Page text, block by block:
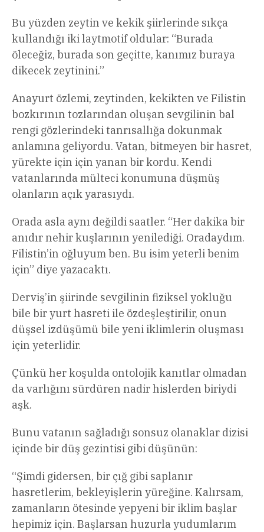
Bu yüzden zeytin ve kekik şiirlerinde sıkça
kullandığı iki laytmotif oldular: “Burada
öleceğiz, burada son geçitte, kanımız buraya
dikecek zeytinini.”
Anayurt özlemi, zeytinden, kekikten ve Filistin
bozkırının tozlarından oluşan sevgilinin bal
rengi gözlerindeki tanrısallığa dokunmak
anlamına geliyordu. Vatan, bitmeyen bir hasret,
yürekte için için yanan bir kordu. Kendi
vatanlarında mülteci konumuna düşmüş
olanların açık yarasıydı.
Orada asla aynı değildi saatler. “Her dakika bir
anıdır nehir kuşlarının yenilediği. Oradaydım.
Filistin’in oğluyum ben. Bu isim yeterli benim
için” diye yazacaktı.
Derviş’in şiirinde sevgilinin fiziksel yokluğu
bile bir yurt hasreti ile özdeşleştirilir, onun
düşsel izdüşümü bile yeni iklimlerin oluşması
için yeterlidir.
Çünkü her koşulda ontolojik kanıtlar olmadan
da varlığını sürdüren nadir hislerden biriydi
aşk.
Bunu vatanın sağladığı sonsuz olanaklar dizisi
içinde bir düş gezintisi gibi düşünün:
“Şimdi gidersen, bir çığ gibi saplanır
hasretlerim, bekleyişlerin yüreğine. Kalırsam,
zamanların ötesinde yepyeni bir iklim başlar
hepimiz için. Başlarsan huzurla yudumlarım